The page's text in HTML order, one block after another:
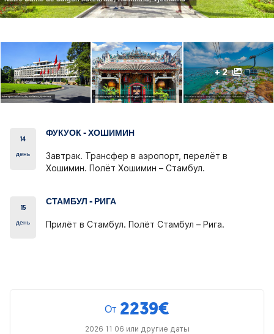
+ 2
14
день
ФУКУОК - ХОШИМИН
Завтрак. Трансфер в аэропорт, перелёт в
Хошимин. Полёт Хошимин – Стамбул.
15
день
СТАМБУЛ - РИГА
Прилёт в Стамбул. Полёт Стамбул – Рига.
От 2239€
2026 11 06 или другие даты